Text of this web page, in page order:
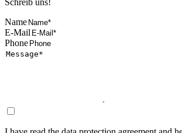
Name
E-Mail
Phone